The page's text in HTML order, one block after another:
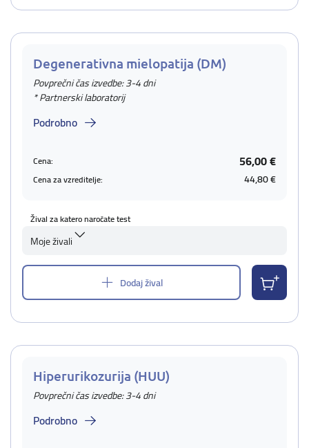
Degenerativna mielopatija (DM)
Povprečni čas izvedbe: 3-4 dni
* Partnerski laboratorij
Podrobno
Cena: 56,00 €
Cena za vzreditelje: 44,80 €
Žival za katero naročate test
Moje živali
Dodaj žival
Hiperurikozurija (HUU)
Povprečni čas izvedbe: 3-4 dni
Podrobno